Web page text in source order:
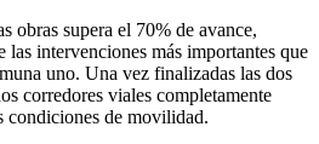
obras supera el 70% de avance,
las intervenciones más importantes que
uno. Una vez finalizadas las dos
corredores viales completamente
condiciones de movilidad.